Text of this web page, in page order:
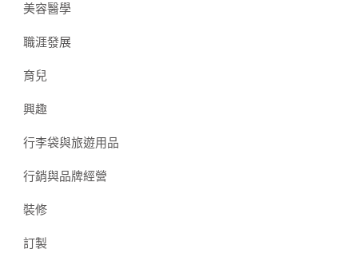
美容醫學
職涯發展
育兒
興趣
行李袋與旅遊用品
行銷與品牌經營
裝修
訂製